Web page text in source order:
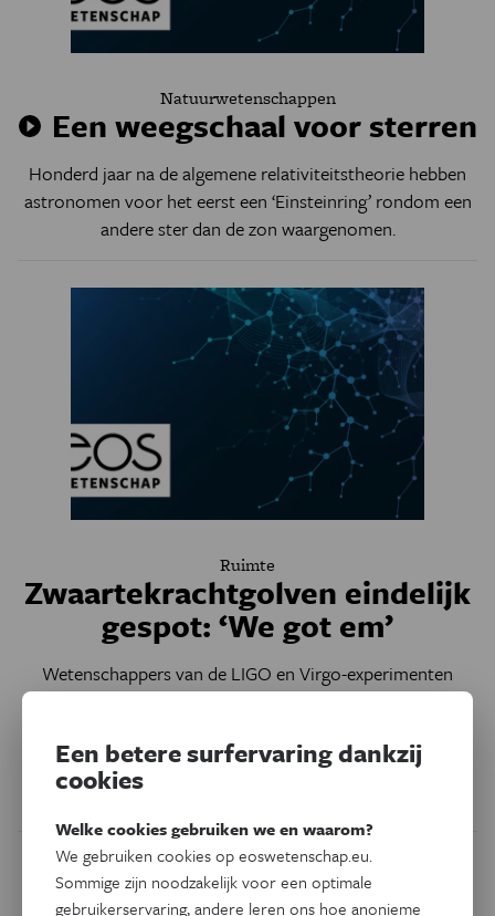
Natuurwetenschappen
Een weegschaal voor sterren
Honderd jaar na de algemene relativiteitstheorie hebben
astronomen voor het eerst een ‘Einsteinring’ rondom een
andere ster dan de zon waargenomen.
Ruimte
Zwaartekrachtgolven eindelijk
gespot: ‘We got em’
Wetenschappers van de LIGO en Virgo-experimenten
hebben het bestaan van zwaartekrachtsgolven, die
voorspeld, bevestigd.
Een betere surfervaring dankzij
cookies
Welke cookies gebruiken we en waarom?
We gebruiken cookies op eoswetenschap.eu.
Sommige zijn noodzakelijk voor een optimale
gebruikerservaring, andere leren ons hoe anonieme